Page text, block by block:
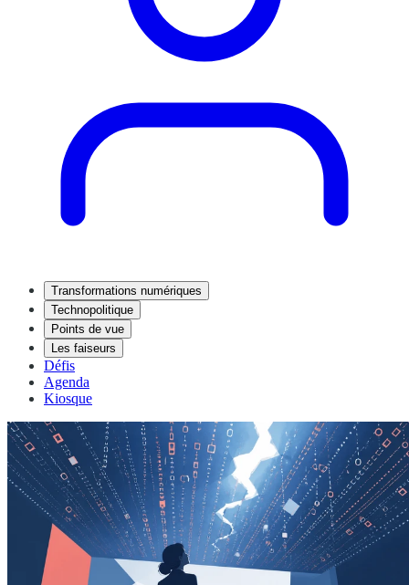
Transformations numériques
Technopolitique
Points de vue
Les faiseurs
Défis
Agenda
Kiosque